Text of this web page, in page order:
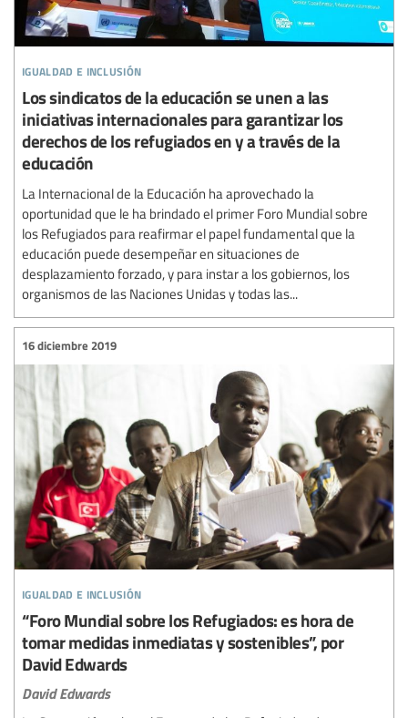
igualdad e inclusión
Los sindicatos de la educación se unen a las
iniciativas internacionales para garantizar los
derechos de los refugiados en y a través de la
educación
La Internacional de la Educación ha aprovechado la
oportunidad que le ha brindado el primer Foro Mundial sobre
los Refugiados para reafirmar el papel fundamental que la
educación puede desempeñar en situaciones de
desplazamiento forzado, y para instar a los gobiernos, los
organismos de las Naciones Unidas y todas las...
igualdad e inclusión
16 diciembre 2019
“Foro Mundial sobre los Refugiados: es hora de
tomar medidas inmediatas y sostenibles”, por
David Edwards
David Edwards